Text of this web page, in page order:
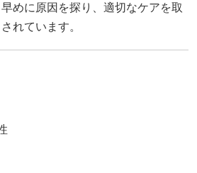
めに原因を探り、適切なケアを取
れています。